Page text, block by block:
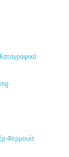
Φερμουίτ